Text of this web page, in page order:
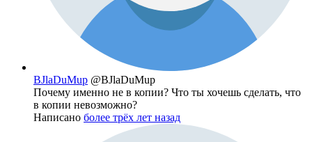
BJlaDuMup @BJlaDuMup
Почему именно не в копии? Что ты хочешь сделать, что
в копии невозможно?
Написано более трёх лет назад